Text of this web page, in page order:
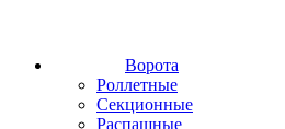
Ворота
Роллетные
Секционные
Распашные